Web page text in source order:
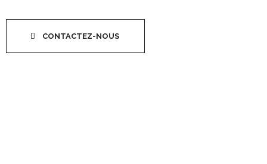
CONTACTEZ-NOUS